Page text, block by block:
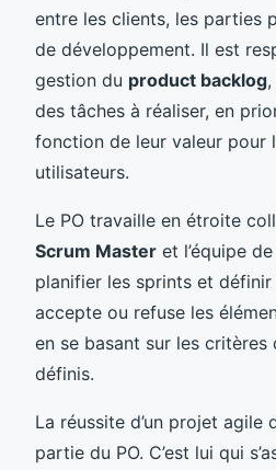
entre les clients, les parties
de développement. Il est
gestion du product backlog
des tâches à réaliser, en
fonction de leur valeur pour
utilisateurs.
Le PO travaille en étroite
Scrum Master et l’équipe
planifier les sprints et
accepte ou refuse les
en se basant sur les
définis.
La réussite d’un projet agile
partie du PO. C’est lui qui